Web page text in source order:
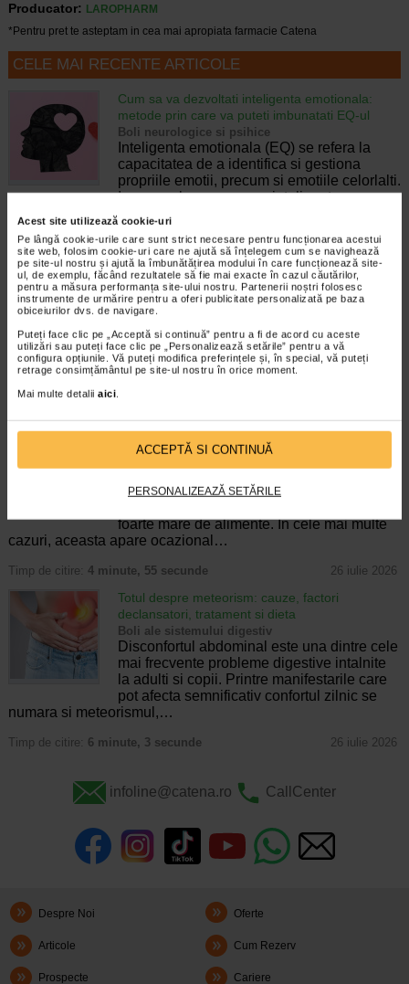
Acest site utilizează cookie-uri
Pe lângă cookie-urile care sunt strict necesare pentru funcționarea acestui
site web, folosim cookie-uri care ne ajută să înțelegem cum se navighează
pe site-ul nostru și ajută la îmbunătățirea modului în care funcționează site-
ul, de exemplu, făcând rezultatele să fie mai exacte în cazul căutărilor,
pentru a măsura performanța site-ului nostru. Partenerii noștri folosesc
instrumente de urmărire pentru a oferi publicitate personalizată pe baza
obiceiurilor dvs. de navigare.
Puteți face clic pe „Acceptă si continuă” pentru a fi de acord cu aceste
utilizări sau puteți face clic pe „Personalizează setările” pentru a vă
configura opțiunile. Vă puteți modifica preferințele și, în special, vă puteți
retrage consimțământul pe site-ul nostru în orice moment.
Mai multe detalii aici.
ACCEPTĂ SI CONTINUĂ
PERSONALIZEAZĂ SETĂRILE
Producator:
LAROPHARM
*Pentru pret te asteptam in cea mai apropiata farmacie Catena
CELE MAI RECENTE ARTICOLE
Cum sa va dezvoltati inteligenta emotionala:
metode prin care va puteti imbunatati EQ-ul
Boli neurologice si psihice
Inteligenta emotionala (EQ) se refera la
capacitatea de a identifica si gestiona
propriile emotii, precum si emotiile celorlalti.
In general, se spune ca inteligenta
emotionala cuprinde cateva abilitati:…
Timp de citire:4 minute, 39 secunde 6 august 2026
Enurezis: cauze, factori declansatori si solutii
Sistem urinar
Enurezisul este termenul medical pentru
pierderea accidentala de urina, de obicei in
timpul somnului. Este o afectiune frecventa
atat in randul copiilor, cat si al adultilor.
Enurezisul este considerat…
Timp de citire:4 minute, 32 secunde
Senzatia de prea plin: cand indica o afectiune si
cum o tratati
dupa masa o senzatie de prea plin, chiar si
foarte mare de alimente. In cele mai multe
cazuri, aceasta apare ocazional…
Timp de citire: 4 minute, 55 secunde 26 iulie 2026
Totul despre meteorism: cauze, factori
declansatori, tratament si dieta
Boli ale sistemului digestiv
Disconfortul abdominal este una dintre cele
mai frecvente probleme digestive intalnite
la adulti si copii. Printre manifestarile care
pot afecta semnificativ confortul zilnic se
numara si meteorismul,…
Timp de citire: 6 minute, 3 secunde 26 iulie 2026
infoline@catena.ro CallCenter
Despre Noi Oferte
Articole Cum Rezerv
Prospecte Cariere